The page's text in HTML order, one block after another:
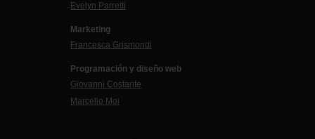
Evelyn Parretti
Marketing
Francesca Grismondi
Programación y diseño web
Giovanni Costante
Marcello Moi